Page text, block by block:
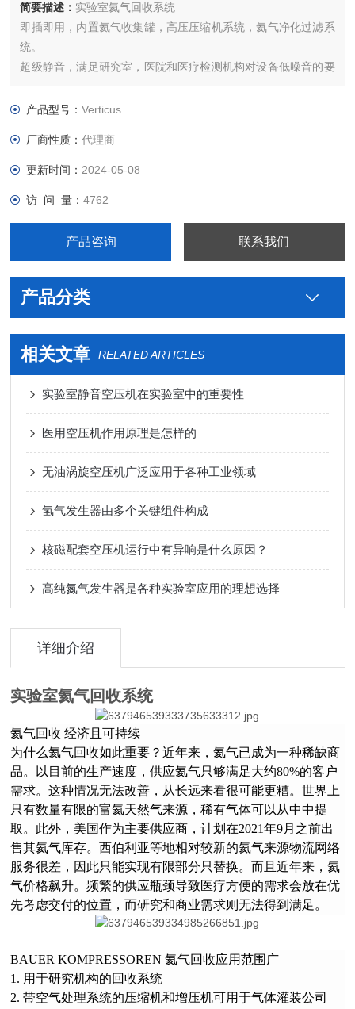
简要描述： 实验室氦气回收系统
即插即用，内置氦气收集罐，高压压缩机系统，氦气净化过滤系
统。
超级静音，满足研究室，医院和医疗检测机构对设备低噪音的要
智能控制系统带远程监控功能。
产品型号：Verticus
厂商性质：代理商
更新时间： 2024-05-08
访 问 量：4762
产品咨询 联系我们
产品分类
相关文章 RELATED ARTICLES
实验室静音空压机在实验室中的重要性
医用空压机作用原理是怎样的
无油涡旋空压机广泛应用于各种工业领域
氢气发生器由多个关键组件构成
核磁配套空压机运行中有异响是什么原因？
高纯氮气发生器是各种实验室应用的理想选择
详细介绍
实验室氦气回收系统
氦气回收 经济且可持续
为什么氦气回收如此重要？近年来，氦气已成为一种稀缺商
品。以目前的生产速度，供应氦气只够满足大约80%的客户
需求。这种情况无法改善， 从长远来看很可能更糟。世界上
只有数量有限的富氦天然气来源，稀有气体可以从中中提
取。此外，美国作为主要供应商，计划在2021年9月之前出
售其氦气库存。西伯利亚等地相对较新的氦气来源物流网络
服务很差，因此只能实现有限部分只替换。而且近年来，氦
气价格飙升。频繁的供应瓶颈导致医疗方便的需求会放在优
先考虑交付的位置，而研究和商业需求则无法得到满足。
BAUER KOMPRESSOREN 氦气回收应用范围广
1. 用于研究机构的回收系统
2. 带空气处理系统的压缩机和增压机可用于气体灌装公司